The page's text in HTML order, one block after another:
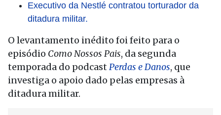
Executivo da Nestlé contratou torturador da
ditadura militar.
O levantamento inédito foi feito para o
episódio Como Nossos Pais, da segunda
temporada do podcast Perdas e Danos, que
investiga o apoio dado pelas empresas à
ditadura militar.